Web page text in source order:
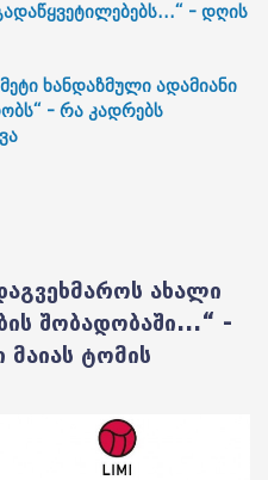
- დღის
ხანდაზმული ადამიანი
- რა კადრებს
ახალი
შობადობაში...“ -
ტომის